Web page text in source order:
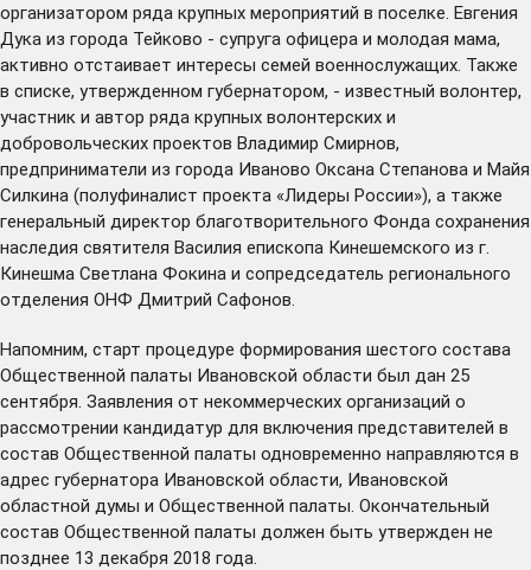
организатором ряда крупных мероприятий в поселке. Евгения
Дука из города Тейково - супруга офицера и молодая мама,
активно отстаивает интересы семей военнослужащих. Также
в списке, утвержденном губернатором, - известный волонтер,
участник и автор ряда крупных волонтерских и
добровольческих проектов Владимир Смирнов,
предприниматели из города Иваново Оксана Степанова и Майя
Силкина (полуфиналист проекта «Лидеры России»), а также
генеральный директор благотворительного Фонда сохранения
наследия святителя Василия епископа Кинешемского из г.
Кинешма Светлана Фокина и сопредседатель регионального
отделения ОНФ Дмитрий Сафонов.
Напомним, старт процедуре формирования шестого состава
Общественной палаты Ивановской области был дан 25
сентября. Заявления от некоммерческих организаций о
рассмотрении кандидатур для включения представителей в
состав Общественной палаты одновременно направляются в
адрес губернатора Ивановской области, Ивановской
областной думы и Общественной палаты. Окончательный
состав Общественной палаты должен быть утвержден не
позднее 13 декабря 2018 года.